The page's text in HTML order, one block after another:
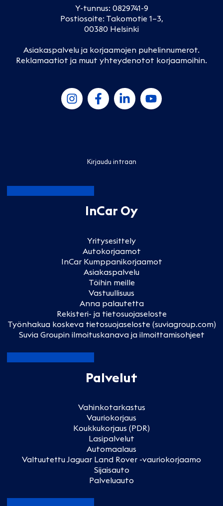
Y-tunnus: 0829741-9
Postiosoite: Takomotie 1–3,
00380 Helsinki
Asiakaspalvelu ja korjaamojen puhelinnumerot.
Reklamaatiot ja muut yhteydenotot korjaamoihin.
Kirjaudu intraan
InCar Oy
Yritysesittely
Autokorjaamot
InCar Kumppanikorjaamot
Asiakaspalvelu
Töihin meille
Vastuullisuus
Anna palautetta
Rekisteri- ja tietosuojaseloste
Työnhakua koskeva tietosuojaseloste (suviagroup.com)
Suvia Groupin ilmoituskanava ja ilmoittamisohjeet
Palvelut
Vahinkotarkastus
Vauriokorjaus
Koukkukorjaus (PDR)
Lasipalvelut
Automaalaus
Valtuutettu Jaguar Land Rover -vauriokorjaamo
Sijaisauto
Palveluauto